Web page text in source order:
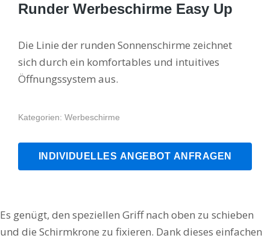
Runder Werbeschirme Easy Up
Die Linie der runden Sonnenschirme zeichnet
sich durch ein komfortables und intuitives
Öffnungssystem aus.
Kategorien: Werbeschirme
INDIVIDUELLES ANGEBOT ANFRAGEN
Es genügt, den speziellen Griff nach oben zu schieben
und die Schirmkrone zu fixieren. Dank dieses einfachen